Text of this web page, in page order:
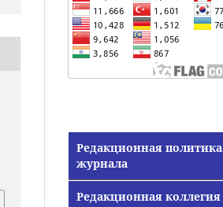
Редакционная политика
журнала
Редакционная коллегия